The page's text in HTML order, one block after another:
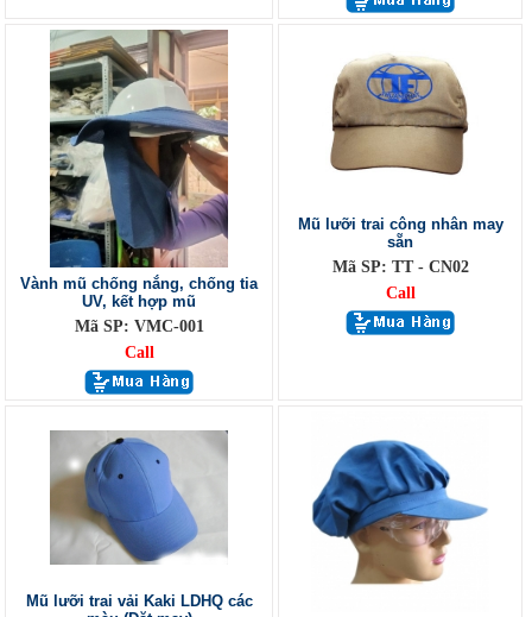
Vành mũ chống nắng, chống tia
UV, kết hợp mũ
Mã SP: VMC-001
Call
Mũ lưỡi trai công nhân may
sẵn
Mã SP: TT - CN02
Call
Mũ lưỡi trai vải Kaki LDHQ các